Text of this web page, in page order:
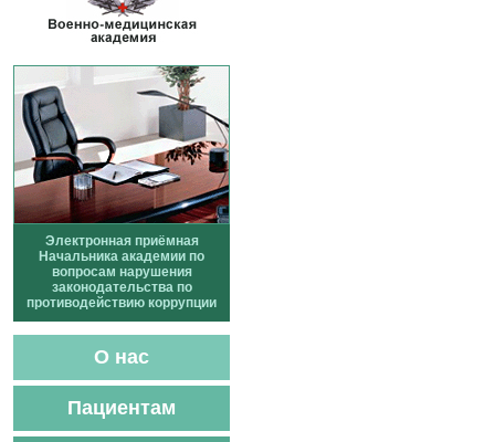
Электронная приёмная
Начальника академии по
вопросам нарушения
законодательства по
противодействию коррупции
О нас
Пациентам